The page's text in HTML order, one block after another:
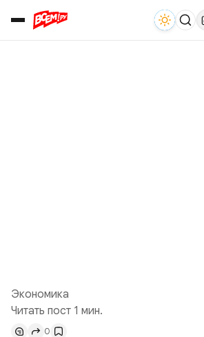
Экономика
Читать пост 1 мин.
0